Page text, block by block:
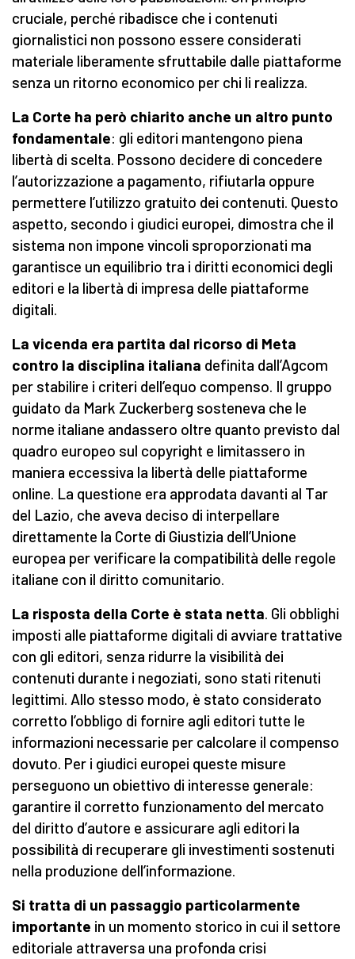
cruciale, perché ribadisce che i contenuti
giornalistici non possono essere considerati
materiale liberamente sfruttabile dalle piattaforme
senza un ritorno economico per chi li realizza.
La Corte ha però chiarito anche un altro punto
fondamentale: gli editori mantengono piena
libertà di scelta. Possono decidere di concedere
l’autorizzazione a pagamento, rifiutarla oppure
permettere l’utilizzo gratuito dei contenuti. Questo
aspetto, secondo i giudici europei, dimostra che il
sistema non impone vincoli sproporzionati ma
garantisce un equilibrio tra i diritti economici degli
editori e la libertà di impresa delle piattaforme
digitali.
La vicenda era partita dal ricorso di Meta
contro la disciplina italiana definita dall’Agcom
per stabilire i criteri dell’equo compenso. Il gruppo
guidato da Mark Zuckerberg sosteneva che le
norme italiane andassero oltre quanto previsto dal
quadro europeo sul copyright e limitassero in
maniera eccessiva la libertà delle piattaforme
online. La questione era approdata davanti al Tar
del Lazio, che aveva deciso di interpellare
direttamente la Corte di Giustizia dell’Unione
europea per verificare la compatibilità delle regole
italiane con il diritto comunitario.
La risposta della Corte è stata netta. Gli obblighi
imposti alle piattaforme digitali di avviare trattative
con gli editori, senza ridurre la visibilità dei
contenuti durante i negoziati, sono stati ritenuti
legittimi. Allo stesso modo, è stato considerato
corretto l’obbligo di fornire agli editori tutte le
informazioni necessarie per calcolare il compenso
dovuto. Per i giudici europei queste misure
perseguono un obiettivo di interesse generale:
garantire il corretto funzionamento del mercato
del diritto d’autore e assicurare agli editori la
possibilità di recuperare gli investimenti sostenuti
nella produzione dell’informazione.
Si tratta di un passaggio particolarmente
importante in un momento storico in cui il settore
editoriale attraversa una profonda crisi